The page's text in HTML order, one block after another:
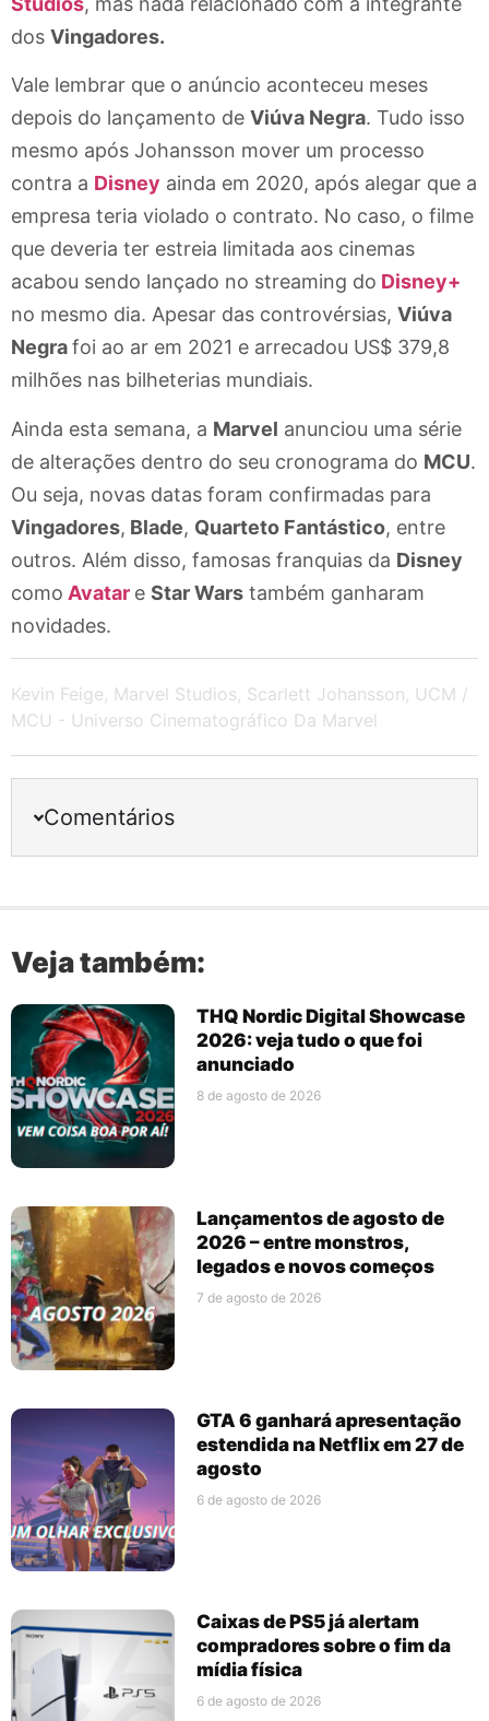
dos Vingadores.
Vale lembrar que o anúncio aconteceu meses
depois do lançamento de Viúva Negra. Tudo isso
mesmo após Johansson mover um processo
contra a Disney ainda em 2020, após alegar que a
empresa teria violado o contrato. No caso, o filme
que deveria ter estreia limitada aos cinemas
acabou sendo lançado no streaming do Disney+
no mesmo dia. Apesar das controvérsias, Viúva
Negrafoi ao ar em 2021 e arrecadou US$ 379,8
milhões nas bilheterias mundiais.
Ainda esta semana, a Marvel anunciou uma série
de alterações dentro do seu cronograma do MCU.
Ou seja, novas datas foram confirmadas para
Vingadores, Blade, Quarteto Fantástico, entre
outros. Além disso, famosas franquias da Disney
como Avatar e Star Wars também ganharam
novidades.
Kevin Feige, Marvel Studios, Scarlett Johansson, UCM /
MCU - Universo Cinematográfico Da Marvel
Comentários
Veja também:
THQ Nordic Digital Showcase
2026: veja tudo o que foi
anunciado
8 de agosto de 2026
Lançamentos de agosto de
2026 – entre monstros,
legados e novos começos
7 de agosto de 2026
GTA 6 ganhará apresentação
estendida na Netflix em 27 de
agosto
6 de agosto de 2026
Caixas de PS5 já alertam
compradores sobre o fim da
mídia física
6 de agosto de 2026